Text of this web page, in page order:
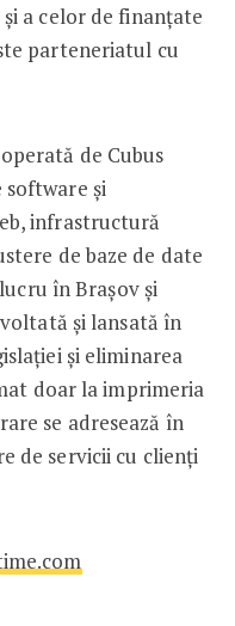
a celor de finanțate
parteneriatul cu
de Cubus
și
infrastructură
de baze de date
în Brașov și
și lansată în
și eliminarea
doar la imprimeria
se adresează în
de servicii cu clienți